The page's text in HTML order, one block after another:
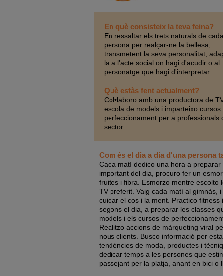
En què consisteix la teva feina?
En ressaltar els trets naturals de cada
persona per realçar-ne la bellesa,
transmetent la seva personalitat,
la a l'acte social on hagi d'acudir o al
personatge que hagi d'interpretar.
Què estàs fent actualment?
Col•laboro amb una productora de
escola de models i imparteixo cursos
perfeccionament per a professionals
sector.
Com és el dia a dia d'una persona
Cada matí dedico una hora a
important del dia, procuro fer un
fruites i fibra. Esmorzo mentre escolto
TV preferit. Vaig cada matí al gimnàs,
cuidar el cos i la ment. Practico
segons el dia, a preparar les classes
models i els cursos de
Realitzo accions de màrqueting viral
nous clients. Busco informació per
tendències de moda, productes i
dedicar temps a les persones que
passejant per la platja, anant en bici o